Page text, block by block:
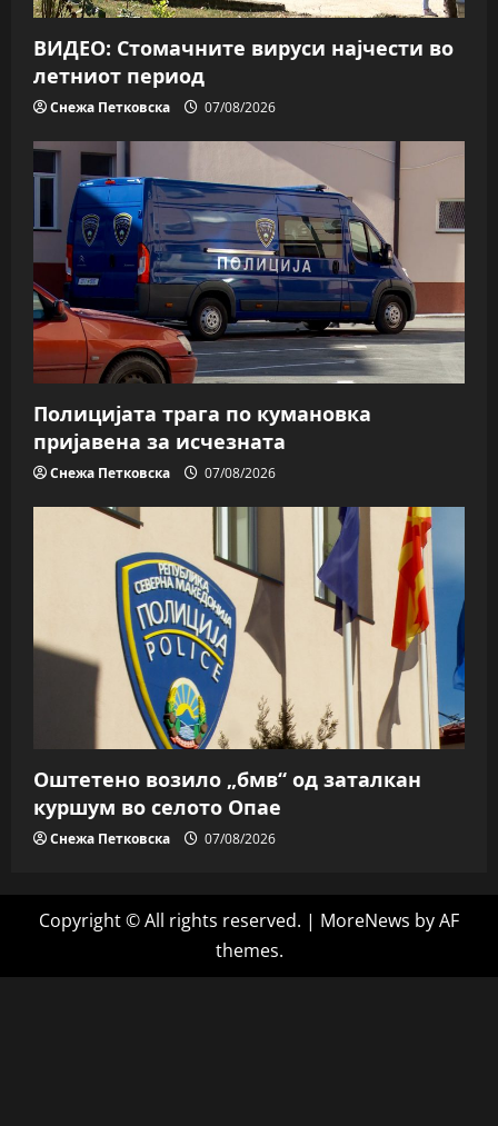
ВИДЕО: Стомачните вируси најчести во
летниот период
Снежа Петковска 07/08/2026
Полицијата трага пo кумановка
пријавена за исчезната
Снежа Петковска 07/08/2026
Оштетено возило „бмв“ од заталкан
куршум во селото Опае
Снежа Петковска 07/08/2026
Copyright © All rights reserved. | MoreNews by AF
themes.